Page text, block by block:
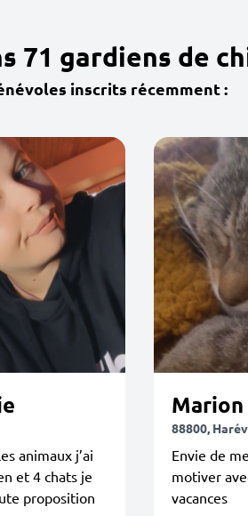
71 gardiens de
inscrits récemment :
animaux j’ai
et 4 chats je
proposition
Marion
88800,
Envie de
motiver
vacances